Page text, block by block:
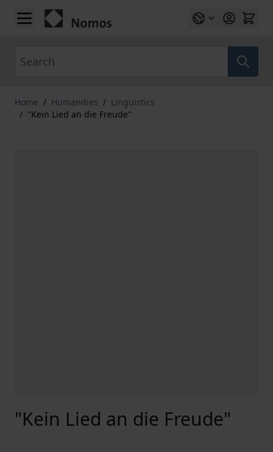
Skip to Content
Home / Humanities / Linguistics
/ "Kein Lied an die Freude"
"Kein Lied an die Freude"